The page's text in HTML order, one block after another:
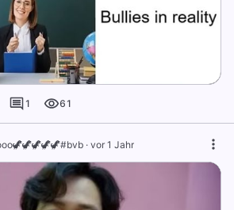
1 61
· vor 1 Jahr